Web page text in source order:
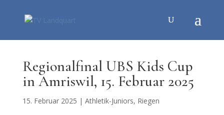
Regionalfinal UBS Kids Cup
in Amriswil, 15. Februar 2025
15. Februar 2025 | Athletik-Juniors, Riegen